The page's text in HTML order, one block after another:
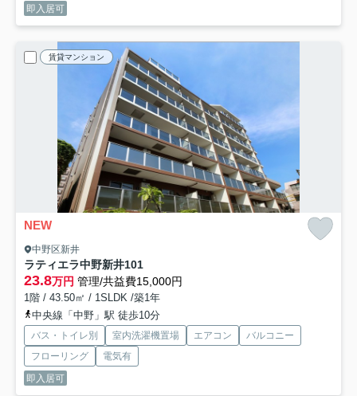
即入居可
賃貸マンション
NEW
中野区新井
ラティエラ中野新井101
23.8万円 管理/共益費15,000円
1階 / 43.50㎡ / 1SLDK /築1年
中央線「中野」駅 徒歩10分
バス・トイレ別 室内洗濯機置場 エアコン
バルコニー
フローリング
電気有
即入居可